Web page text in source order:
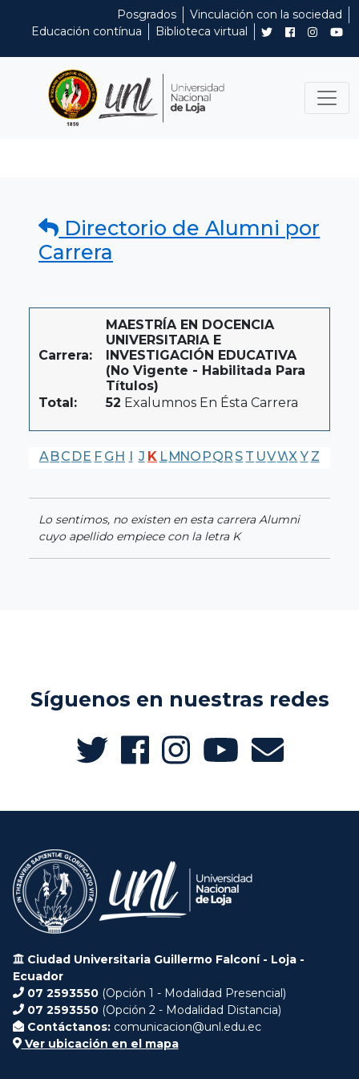
Posgrados
Vinculación con la sociedad
Educación contínua
Biblioteca virtual
Directorio de Alumni por
Carrera
Carrera:
MAESTRÍA EN DOCENCIA
UNIVERSITARIA E
INVESTIGACIÓN EDUCATIVA
(No Vigente - Habilitada Para
Títulos)
Total:
52 Exalumnos En Ésta Carrera
A BC DE F G H I J K LMNO PQR S T UVWX Y Z
Lo sentimos, no existen en esta carrera Alumni
cuyo apellido empiece con la letra K
Síguenos en nuestras redes
Ciudad Universitaria Guillermo Falconí - Loja -
Ecuador
07 2593550 (Opción 1 - Modalidad Presencial)
07 2593550 (Opción 2 - Modalidad Distancia)
Contáctanos: comunicacion@unl.edu.ec
Ver ubicación en el mapa